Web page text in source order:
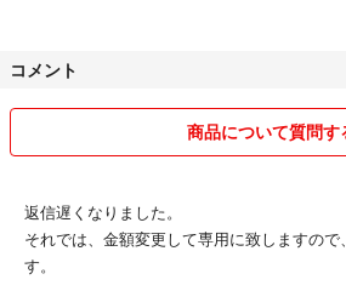
願いします。
ご質問等お気軽に。お返事はなるべく早く対
すが、仕事のシフト上、夜になる場合がご
梱包は、リサイクル品を使用して発送する場
承下さい。
コメント
商品について質問す
返信遅くなりました。
それでは、金額変更して専用に致しますので
す。